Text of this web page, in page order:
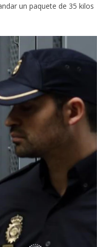
un paquete de 35 kilos